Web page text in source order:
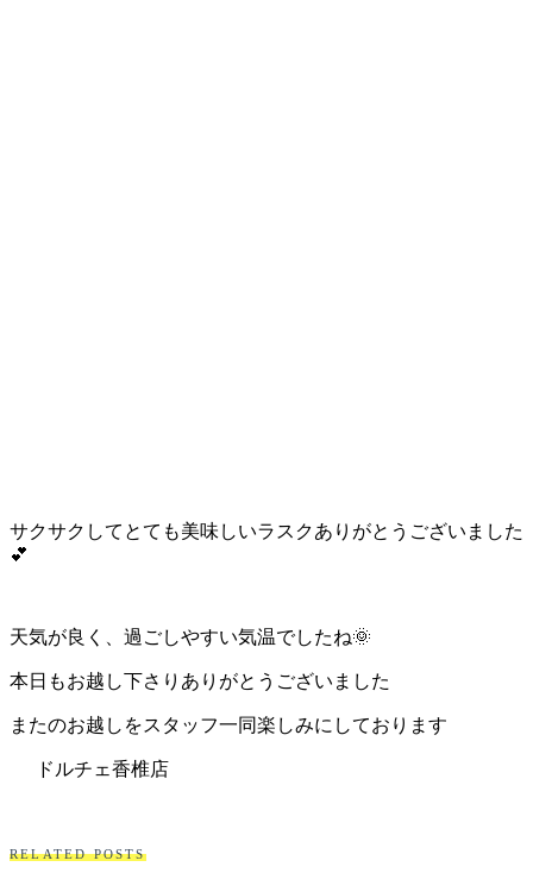
サクサクしてとても美味しいラスクありがとうございました
💕
天気が良く、過ごしやすい気温でしたね🌞
本日もお越し下さりありがとうございました
またのお越しをスタッフ一同楽しみにしております
ドルチェ香椎店
RELATED POSTS